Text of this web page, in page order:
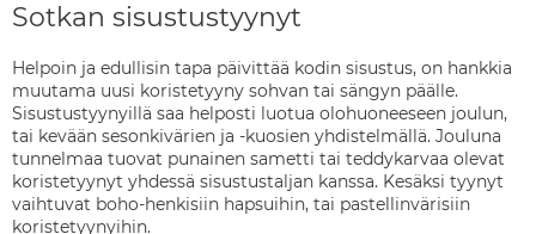
Sotkan sisustustyynyt
Helpoin ja edullisin tapa päivittää kodin sisustus, on hankkia
muutama uusi koristetyyny sohvan tai sängyn päälle.
Sisustustyynyillä saa helposti luotua olohuoneeseen joulun,
tai kevään sesonkivärien ja -kuosien yhdistelmällä. Jouluna
tunnelmaa tuovat punainen sametti tai teddykarvaa olevat
koristetyynyt yhdessä sisustustaljan kanssa. Kesäksi tyynyt
vaihtuvat boho-henkisiin hapsuihin, tai pastellinvärisiin
koristetyynyihin.